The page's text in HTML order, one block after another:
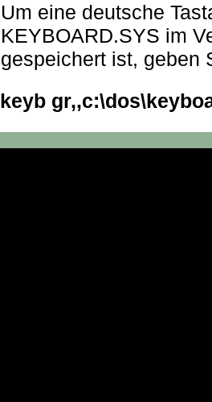
Um eine deutsche
KEYBOARD.SYS im
gespeichert ist, geben
keyb